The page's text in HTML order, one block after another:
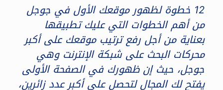
12 خطوة لظهور موقعك الأول في جوجل
من أهم الخطوات التي عليك تطبيقها
بعناية من أجل رفع ترتيب موقعك على أكبر
محركات البحث على شبكة الإنترنت وهي
جوجل، حيث إن ظهورك في الصفحة الأولى
يفتح لك المجال لتحصل على أكبر عدد زائرين،